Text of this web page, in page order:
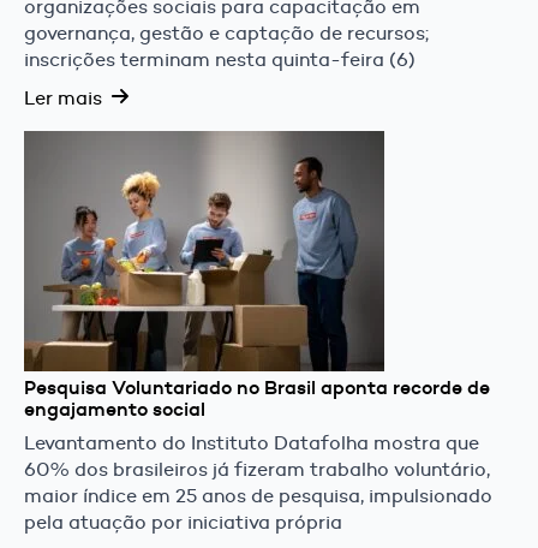
organizações sociais para capacitação em
governança, gestão e captação de recursos;
inscrições terminam nesta quinta-feira (6)
Ler mais
Pesquisa Voluntariado no Brasil aponta recorde de
engajamento social
Levantamento do Instituto Datafolha mostra que
60% dos brasileiros já fizeram trabalho voluntário,
maior índice em 25 anos de pesquisa, impulsionado
pela atuação por iniciativa própria